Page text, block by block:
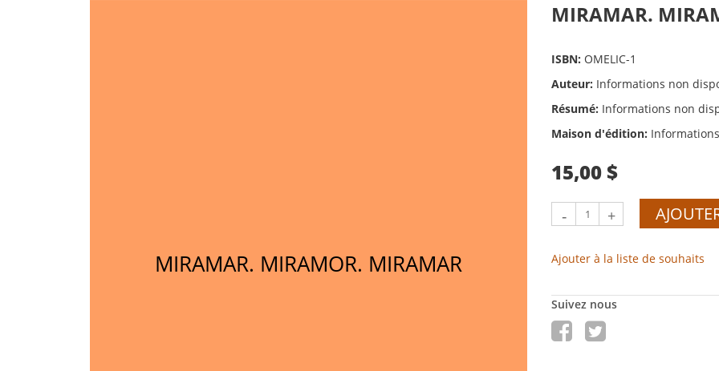
MIRAMAR. MIRAMOR. MIRAMAR
MIRAMAR.
ISBN: OMELIC-1
Auteur: Informations non
Résumé: Informations non
Maison d'édition:
15,00 $
- +
Ajouter à la liste de souhaits
Suivez nous